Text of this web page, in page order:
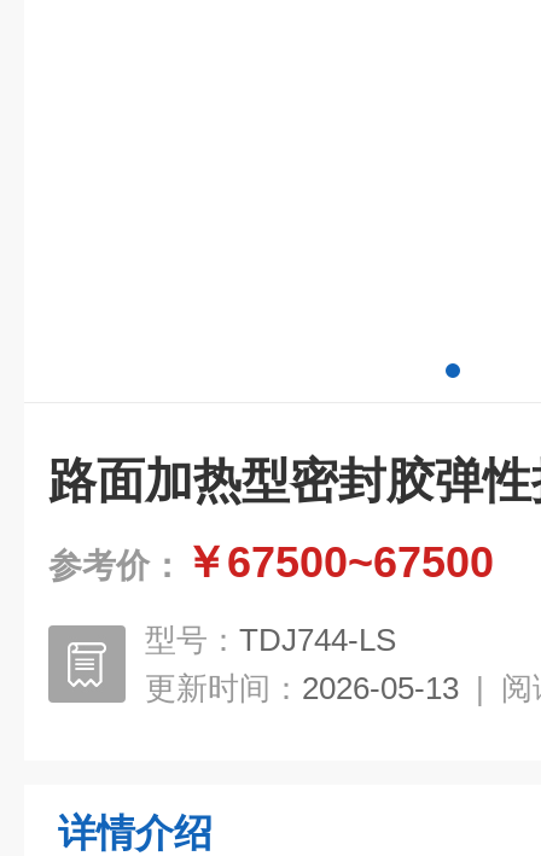
路面加热型密封胶弹
参考价： ￥67500~67500
型号： TDJ744-LS
更新时间： 2026-05-13 | 阅
详情介绍